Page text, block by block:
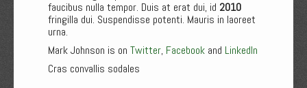
faucibus nulla tempor. Duis at erat dui, id 2010
fringilla dui. Suspendisse potenti. Mauris in laoreet
urna.
Mark Johnson is on Twitter, Facebook and LinkedIn
Cras convallis sodales